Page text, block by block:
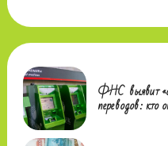
ФНС выявит
переводов: кто